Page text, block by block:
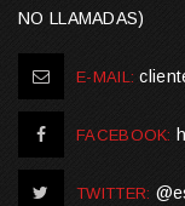
NO LLAMADAS)
E-MAIL:
FACEBOOK:
TWITTER: